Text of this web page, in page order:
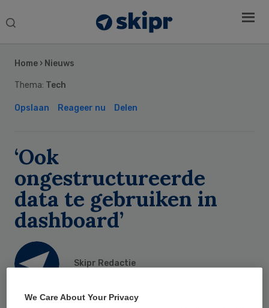
Search
Home › Nieuws
Thema: Tech
Opslaan Reageer nu Delen
‘Ook
ongestructureerde
data te gebruiken in
dashboard’
Skipr Redactie
9 december 2019, 11:15
Sidebar
We Care About Your Privacy